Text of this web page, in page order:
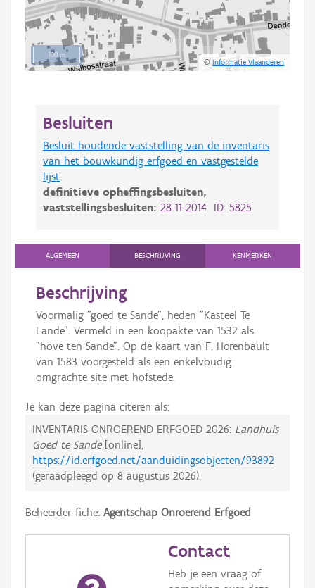
100 m
©Informatie Vlaanderen
Besluiten
Besluit houdende vaststelling van de inventaris
van het bouwkundig erfgoed en vastgestelde
lijst
definitieve opheffingsbesluiten,
vaststellingsbesluiten: 28-11-2014 ID: 5825
ALGEMEEN BESCHRIJVING KENMERKEN
Beschrijving
Voormalig "goed te Sande", heden "Kasteel Te
Lande". Vermeld in een koopakte van 1532 als
"hove ten Sande". Op de kaart van F. Horenbault
van 1583 voorgesteld als een enkelvoudig
omgrachte site met hofstede.
Je kan deze pagina citeren als:
INVENTARIS ONROEREND ERFGOED 2026: Landhuis
Goed te Sande[online],
https://id.erfgoed.net/aanduidingsobjecten/93892
(geraadpleegd op 8 augustus 2026).
Beheerder fiche: Agentschap Onroerend Erfgoed
Contact
Heb je een vraag of